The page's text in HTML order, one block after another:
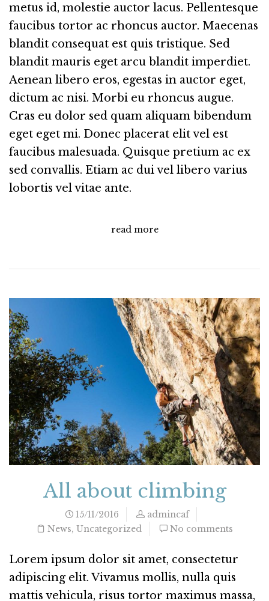
metus id, molestie auctor lacus. Pellentesque
faucibus tortor ac rhoncus auctor. Maecenas
blandit consequat est quis tristique. Sed
blandit mauris eget arcu blandit imperdiet.
Aenean libero eros, egestas in auctor eget,
dictum ac nisi. Morbi eu rhoncus augue.
Cras eu dolor sed quam aliquam bibendum
eget eget mi. Donec placerat elit vel est
faucibus malesuada. Quisque pretium ac ex
sed convallis. Etiam ac dui vel libero varius
lobortis vel vitae ante.
read more
All about climbing
15/11/2016
admincaf
News, Uncategorized No comments
Lorem ipsum dolor sit amet, consectetur
adipiscing elit. Vivamus mollis, nulla quis
mattis vehicula, risus tortor maximus massa,